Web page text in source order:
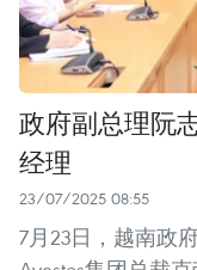
政府副总理阮
经理
23/07/2025 08:55
7月23日，越南政